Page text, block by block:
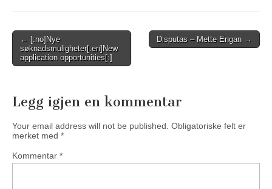
Post
navigation
← [:no]Nye
søknadsmuligheter[:en]New
application opportunities[:]
Disputas – Mette Engan →
Legg igjen en kommentar
Your email address will not be published. Obligatoriske felt er
merket med *
Kommentar *